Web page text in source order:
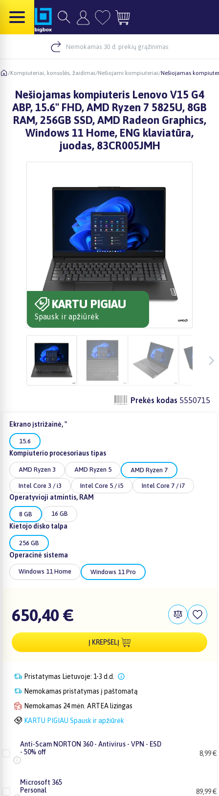
Nemokamas 30 d. prekių grąžinimas
/Kompiuteriai, konsolės, žaidimai/Nešiojami kompiuteriai/Nešiojamas
Nešiojamas kompiuteris Lenovo V15 G4
ABP, 15.6" FHD, AMD Ryzen 7 5825U, 8GB
RAM, 256GB SSD, AMD Radeon Graphics,
Windows 11 Home, ENG klaviatūra,
juodas, 83CR005JMH
KARTU PIGIAU
Spausk ir apžiūrėk
Prekės kodas 5550715
Ekrano įstrižainė, "
15.6
Kompiuterio procesoriaus tipas
AMD Ryzen 3 AMD Ryzen 5 AMD Ryzen 7
Intel Core 3 / i3 Intel Core 5 / i5 Intel Core 7 / i7
Operatyvioji atmintis, RAM
8 GB 16 GB
Kietojo disko talpa
256 GB
Operacinė sistema
Windows 11 Home Windows 11 Pro
650,40 €
Į KREPŠELĮ
Pristatymas Lietuvoje: 1-3 d.d.
Nemokamas pristatymas į paštomatą
Nemokamas 24 mėn. ARTEA lizingas
KARTU PIGIAU Spausk ir apžiūrėk
Anti-Scam NORTON 360 - Antivirus - VPN - ESD
- 50% off
8,99 €
Microsoft 365
Personal
89,99 €